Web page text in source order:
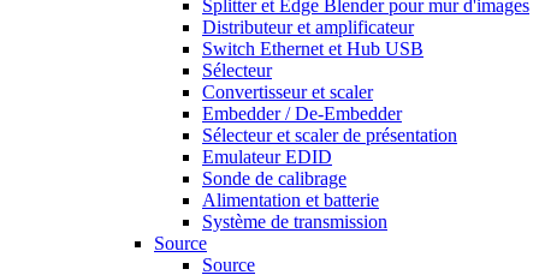
Splitter et Edge Blender pour mur d'images
Distributeur et amplificateur
Switch Ethernet et Hub USB
Sélecteur
Convertisseur et scaler
Embedder / De-Embedder
Sélecteur et scaler de présentation
Emulateur EDID
Sonde de calibrage
Alimentation et batterie
Système de transmission
Source
Source